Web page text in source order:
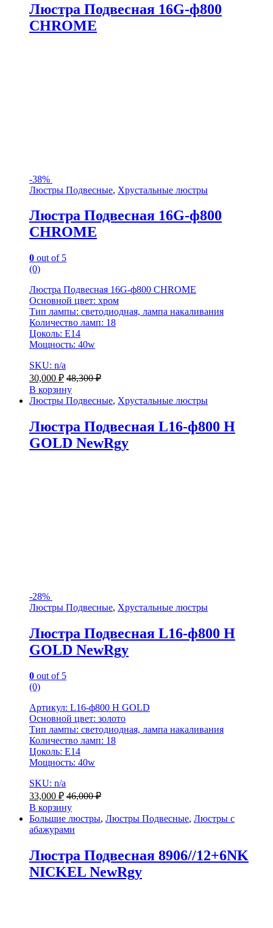
Люстра Подвесная 16G-ф800
CHROME
-38%
Люстры Подвесные, Хрустальные люстры
Люстра Подвесная 16G-ф800
CHROME
0 out of 5
(0)
Люстра Подвесная 16G-ф800 CHROME
Основной цвет: хром
Тип лампы: светодиодная, лампа накаливания
Количество ламп: 18
Цоколь: E14
Мощность: 40w
SKU: n/a
30,000 ₽ 48,300₽
В корзину
Люстры Подвесные, Хрустальные люстры
Люстра Подвесная L16-ф800 H
GOLD NewRgy
-28%
Люстры Подвесные, Хрустальные люстры
Люстра Подвесная L16-ф800 H
GOLD NewRgy
0 out of 5
(0)
Артикул: L16-ф800 H GOLD
Основной цвет: золото
Тип лампы: светодиодная, лампа накаливания
Количество ламп: 18
Цоколь: E14
Мощность: 40w
SKU: n/a
33,000 ₽ 46,000₽
В корзину
Большие люстры, Люстры Подвесные, Люстры с
абажурами
Люстра Подвесная 8906//12+6NK
NICKEL NewRgy